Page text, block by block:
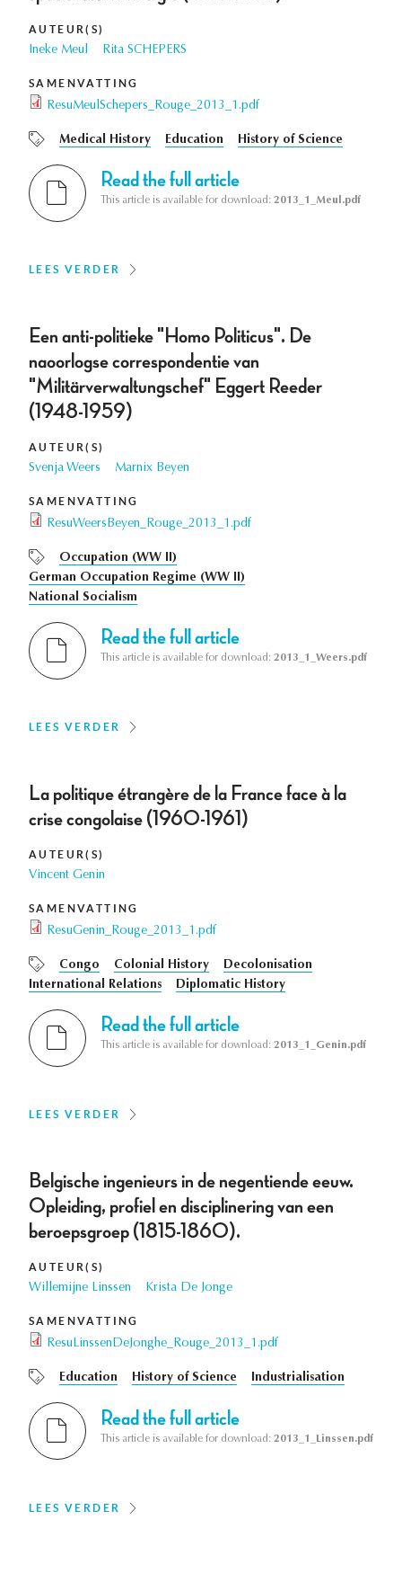
AUTEUR(S)
Ineke Meul Rita SCHEPERS
SAMENVATTING
ResuMeulSchepers_Rouge_2013_1.pdf
Medical History Education History of Science
Read the full article
This article is available for download: 2013_1_Meul.pdf
LEES VERDER
Een anti-politieke "Homo Politicus". De
naoorlogse correspondentie van
"Militärverwaltungschef" Eggert Reeder
(1948-1959)
AUTEUR(S)
Svenja Weers Marnix Beyen
SAMENVATTING
ResuWeersBeyen_Rouge_2013_1.pdf
Occupation (WW II)
German Occupation Regime (WW II)
National Socialism
Read the full article
This article is available for download: 2013_1_Weers.pdf
LEES VERDER
La politique étrangère de la France face à la
crise congolaise (1960-1961)
AUTEUR(S)
Vincent Genin
SAMENVATTING
ResuGenin_Rouge_2013_1.pdf
Congo Colonial History
Decolonisation
International Relations
Diplomatic History
Read the full article
This article is available for download: 2013_1_Genin.pdf
LEES VERDER
Belgische ingenieurs in de negentiende eeuw.
Opleiding, profiel en disciplinering van een
beroepsgroep (1815-1860).
AUTEUR(S)
Willemijne Linssen Krista De Jonge
SAMENVATTING
ResuLinssenDeJonghe_Rouge_2013_1.pdf
Education History of Science Industrialisation
Read the full article
This article is available for download: 2013_1_Linssen.pdf
LEES VERDER